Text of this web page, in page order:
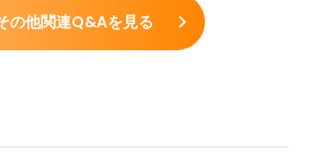
の他関連Q&Aを見る